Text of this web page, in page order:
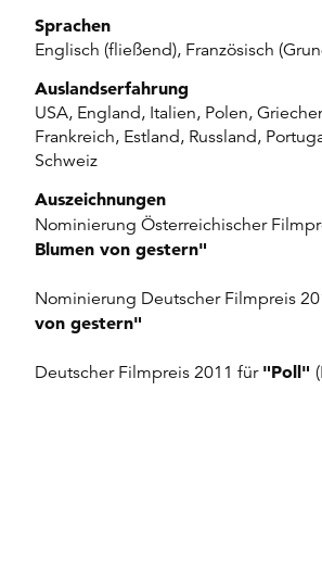
Sprachen
Englisch (fließend), Französisch
Auslandserfahrung
USA, England, Italien, Polen,
Frankreich, Estland, Russland,
Schweiz
Auszeichnungen
Nominierung Österreichischer
Blumen von gestern"
Nominierung Deutscher Filmpreis
von gestern"
Deutscher Filmpreis 2011 für "Poll"